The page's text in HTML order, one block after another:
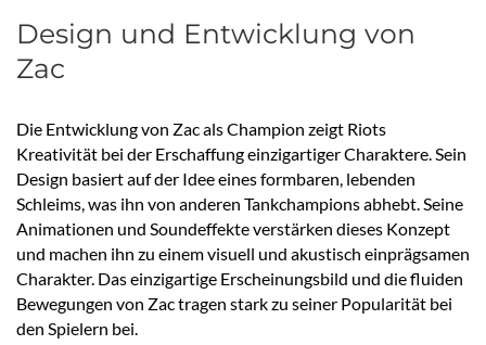
Design und Entwicklung von
Zac
Die Entwicklung von Zac als Champion zeigt Riots
Kreativität bei der Erschaffung einzigartiger Charaktere. Sein
Design basiert auf der Idee eines formbaren, lebenden
Schleims, was ihn von anderen Tankchampions abhebt. Seine
Animationen und Soundeffekte verstärken dieses Konzept
und machen ihn zu einem visuell und akustisch einprägsamen
Charakter. Das einzigartige Erscheinungsbild und die fluiden
Bewegungen von Zac tragen stark zu seiner Popularität bei
den Spielern bei.